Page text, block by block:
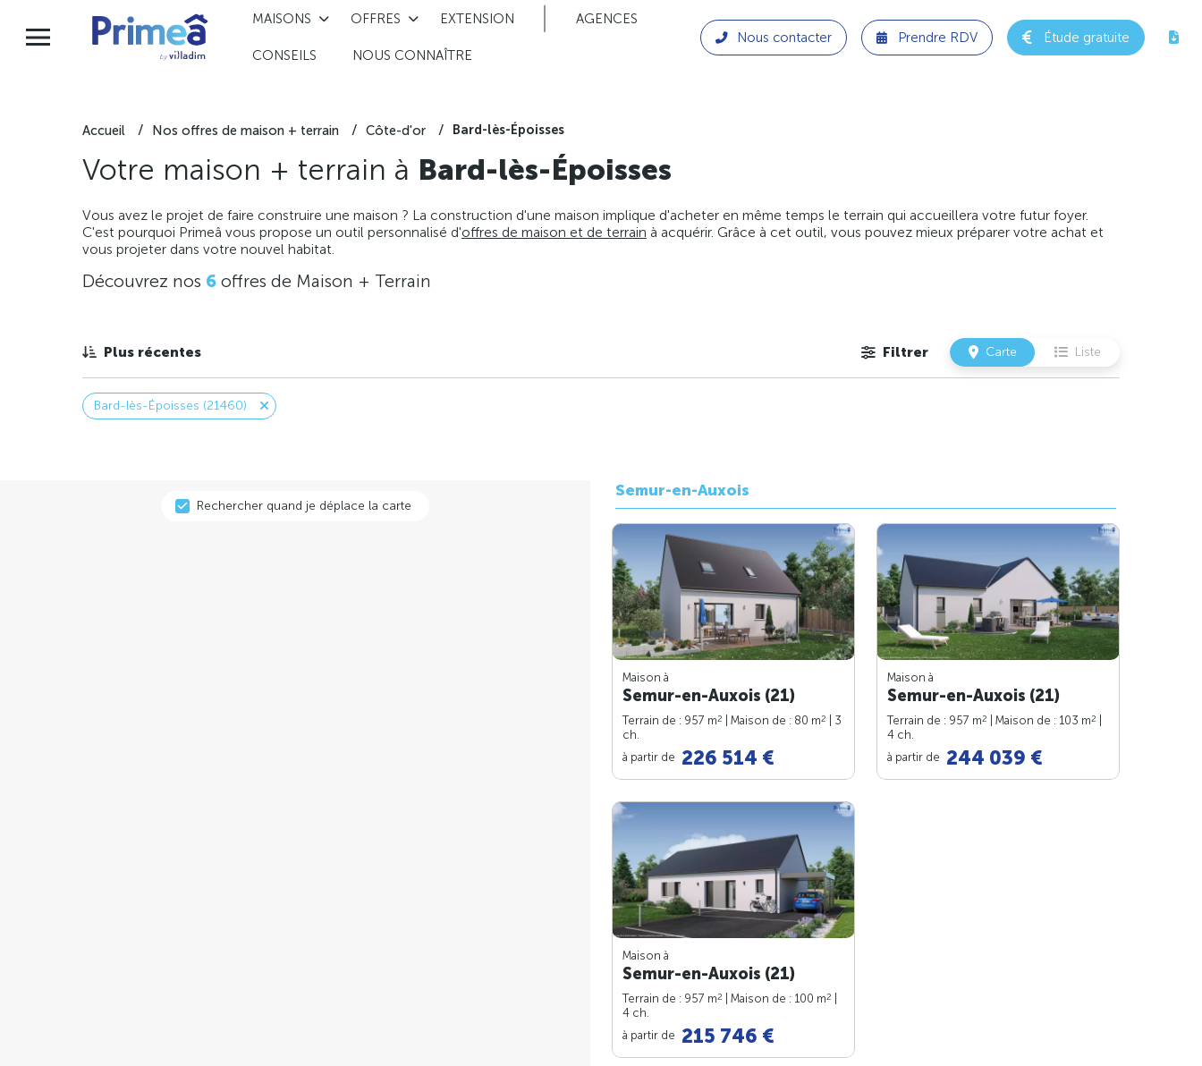
MAISONS OFFRES EXTENSION AGENCES
CONSEILS NOUS CONNAÎTRE
Nous contacter Prendre RDV Étude gratuite
Accueil Nos offres de maison + terrain Côte-d'or Bard-lès-Époisses
Votre maison + terrain à Bard-lès-Époisses
Vous avez le projet de faire construire une maison ? La construction d'une maison implique d'acheter en même temps le terrain qui accueillera votre futur foyer.
C'est pourquoi Primeâ vous propose un outil personnalisé d'offres de maison et de terrain à acquérir. Grâce à cet outil, vous pouvez mieux préparer votre achat et
vous projeter dans votre nouvel habitat.
Découvrez nos 6 offres de Maison + Terrain
Plus récentes Filtrer Carte Liste
Bard-lès-Époisses (21460)
Rechercher quand je déplace la carte
Semur-en-Auxois
Maison à
Semur-en-Auxois (21)
Terrain de : 957 m2 | Maison de : 80 m2
| 3
ch.
à partir de 226 514 €
Maison à
Semur-en-Auxois (21)
Terrain de : 957 m2 | Maison de : 103 m2
4 ch.
à partir de 244 039 €
Maison à
Semur-en-Auxois (21)
Terrain de : 957 m2 | Maison de : 100 m2
4 ch.
à partir de 215 746 €